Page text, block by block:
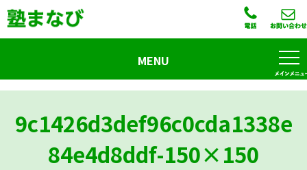
9c1426d3def96c0cda1338e
84e4d8ddf-150×150
MENU